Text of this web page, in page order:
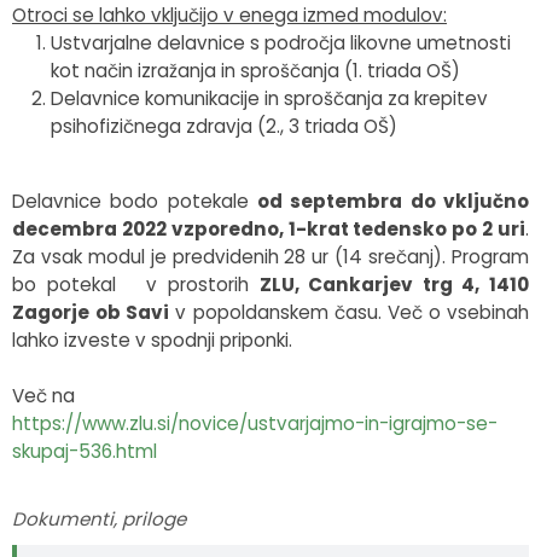
Otroci se lahko vključijo v enega izmed modulov:
Ustvarjalne delavnice s področja likovne umetnosti
kot način izražanja in sproščanja (1. triada OŠ)
Delavnice komunikacije in sproščanja za krepitev
psihofizičnega zdravja (2., 3 triada OŠ)
Delavnice bodo potekale od septembra do vključno
decembra 2022 vzporedno, 1-krat tedensko po 2 uri.
Za vsak modul je predvidenih 28 ur (14 srečanj). Program
bo potekal v prostorih ZLU, Cankarjev trg 4, 1410
Zagorje ob Savi v popoldanskem času. Več o vsebinah
lahko izveste v spodnji priponki.
Več na
https://www.zlu.si/novice/ustvarjajmo-in-igrajmo-se-
skupaj-536.html
Dokumenti, priloge